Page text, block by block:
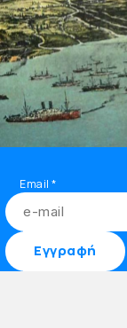
Email*